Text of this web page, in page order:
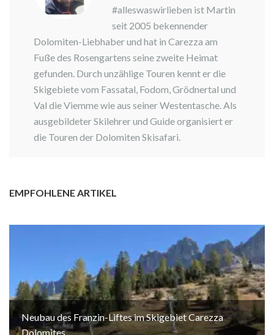
#alleswaswirlieben ist Martin
seit 2005 bekennender
Dolomiten-Liebhaber und hat in Carezza am
Fuße des Rosengartens seine zweite Heimat
gefunden. Durch unzählige Touren kennt er die
Skigebiete vom Fassatal, Fodom, Grödnertal und
Val die Viemme wie aus seiner Westentasche. Als
ausgebildeter Skilehrer und Guide organisiert er
die Touren der Dolomiten Skisafari.
EMPFOHLENE ARTIKEL
Neubau des Franzin-Liftes im Skigebiet Carezza
Dolomites